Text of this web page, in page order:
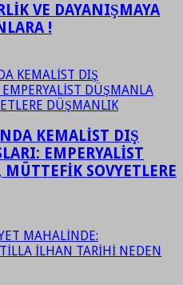
VE DAYANIŞMAYA
!
KEMALİST DIŞ
EMPERYALİST
SOVYETLERE